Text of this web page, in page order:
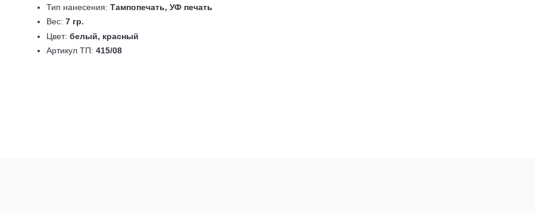
Тип нанесения: Тампопечать, УФ печать
Вес: 7 гр.
Цвет: белый, красный
Артикул ТП: 415/08